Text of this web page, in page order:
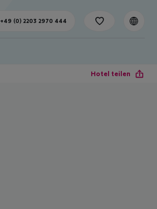
+49 (0) 2203 2970 444
Hotel teilen